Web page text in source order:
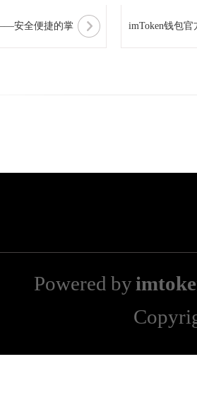
安全便捷的掌 imToken钱包
Powered by